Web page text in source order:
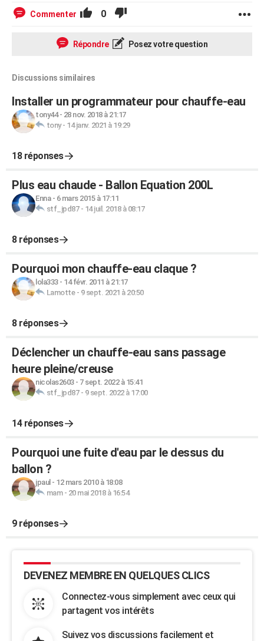
Commenter 0
Répondre Posez votre question
Discussions similaires
Installer un programmateur pour chauffe-eau
tony44- 28 nov. 2018 à 21:17
tony- 14 janv. 2021 à 19:29
18 réponses
Plus eau chaude - Ballon Equation 200L
Enna- 6 mars 2015 à 17:11
stf_jpd87- 14 juil. 2018 à 08:17
8 réponses
Pourquoi mon chauffe-eau claque ?
lola333- 14 févr. 2011 à 21:17
Lamotte- 9 sept. 2021 à 20:50
8 réponses
Déclencher un chauffe-eau sans passage
heure pleine/creuse
nicolas2603- 7 sept. 2022 à 15:41
stf_jpd87- 9 sept. 2022 à 17:00
14 réponses
Pourquoi une fuite d'eau par le dessus du
ballon ?
jpaul- 12 mars 2010 à 18:08
mam- 20 mai 2018 à 16:54
9 réponses
DEVENEZ MEMBRE EN QUELQUES CLICS
Connectez-vous simplement avec ceux qui
partagent vos intérêts
Suivez vos discussions facilement et